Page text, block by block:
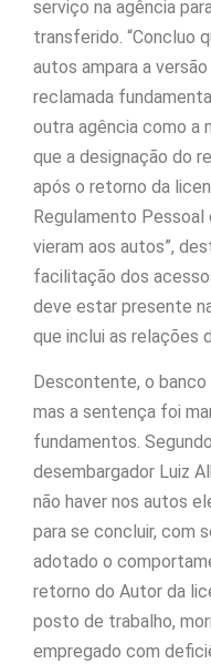
serviço na agência
transferido. “Concluo
autos ampara a
reclamada
outra agência como a
que a designação do
após o retorno da
Regulamento Pessoal
vieram aos autos”,
facilitação dos
deve estar presente
que inclui as relações
Descontente, o banco
mas a sentença foi
fundamentos.
desembargador Luiz
não haver nos autos
para se concluir, com
adotado o
retorno do Autor da
posto de trabalho,
empregado com